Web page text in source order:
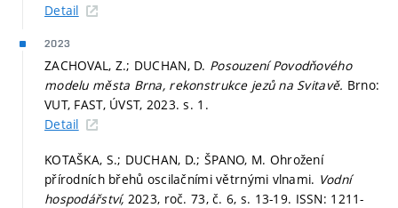
Detail
2023
ZACHOVAL, Z.; DUCHAN, D. Posouzení Povodňového
modelu města Brna, rekonstrukce jezů na Svitavě. Brno:
VUT, FAST, ÚVST, 2023.s. 1.
Detail
KOTAŠKA, S.; DUCHAN, D.; ŠPANO, M. Ohrožení
přírodních břehů oscilačními větrnými vlnami. Vodní
hospodářství, 2023, roč. 73, č. 6, s. 13-19. ISSN: 1211-